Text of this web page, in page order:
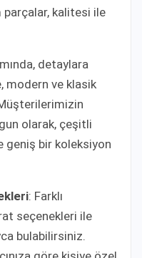
kalitesi ile
detaylara
modern ve klasik
olarak, çeşitli
geniş bir koleksiyon
: Farklı
seçenekleri ile
bulabilirsiniz.